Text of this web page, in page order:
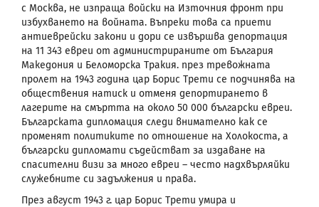
с Москва, не изпраща войски на Източния фронт при
избухването на войната. Въпреки това са приети
антиеврейски закони и дори се извършва депортация
на 11 343 евреи от администрираните от България
Македония и Беломорска Тракия. през тревожната
пролет на 1943 година цар Борис Трети се подчинява на
обществения натиск и отменя депортирането в
лагерите на смъртта на около 50 000 български евреи.
Българската дипломация следи внимателно как се
променят политиките по отношение на Холокоста, а
български дипломати съдействат за издаване на
спасителни визи за много евреи – често надхвърляйки
служебните си задължения и права.
През август 1943 г. цар Борис Трети умира и